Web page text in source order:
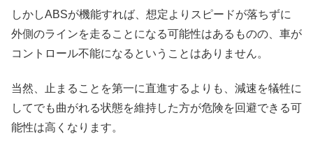
しかしABSが機能すれば、想定よりスピードが落ちずに
外側のラインを走ることになる可能性はあるものの、車が
コントロール不能になるということはありません。
当然、止まることを第一に直進するよりも、減速を犠牲に
してでも曲がれる状態を維持した方が危険を回避できる可
能性は高くなります。